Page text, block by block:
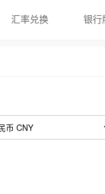
汇率兑换 银行